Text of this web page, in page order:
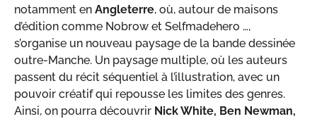
notamment en Angleterre, où, autour de maisons
d’édition comme Nobrow et Selfmadehero …,
s’organise un nouveau paysage de la bande dessinée
outre-Manche. Un paysage multiple, où les auteurs
passent du récit séquentiel à l’illustration, avec un
pouvoir créatif qui repousse les limites des genres.
Ainsi, on pourra découvrir Nick White, Ben Newman,